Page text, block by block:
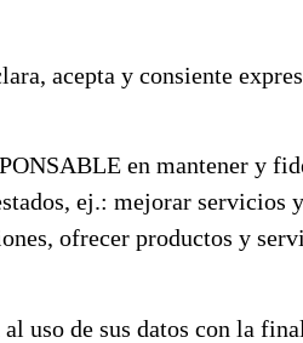
acepta y consiente
en mantener y
ej.: mejorar servicios
ofrecer productos y
uso de sus datos con la